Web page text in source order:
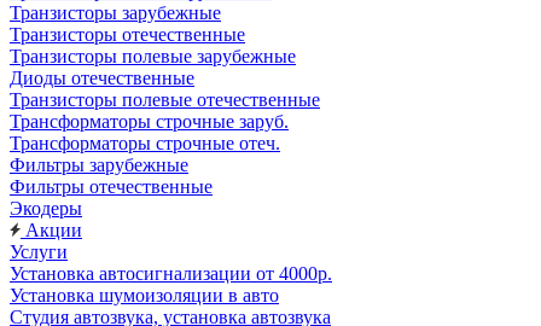
Транзисторы зарубежные
Транзисторы отечественные
Транзисторы полевые зарубежные
Диоды отечественные
Транзисторы полевые отечественные
Трансформаторы строчные заруб.
Трансформаторы строчные отеч.
Фильтры зарубежные
Фильтры отечественные
Экодеры
Акции
Услуги
Установка автосигнализации от 4000р.
Установка шумоизоляции в авто
Студия автозвука, установка автозвука